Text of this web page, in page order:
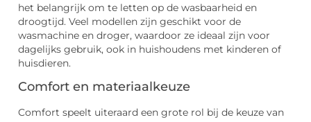
het belangrijk om te letten op de wasbaarheid en
droogtijd. Veel modellen zijn geschikt voor de
wasmachine en droger, waardoor ze ideaal zijn voor
dagelijks gebruik, ook in huishoudens met kinderen of
huisdieren.
Comfort en materiaalkeuze
Comfort speelt uiteraard een grote rol bij de keuze van